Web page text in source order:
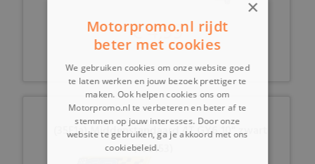
€ 4,99
(35F1a) Middenstandaard 4T GY6 10'' zwart
(180153)
×
Motorpromo.nl rijdt
beter met cookies
We gebruiken cookies om onze website goed
te laten werken en jouw bezoek prettiger te
maken. Ook helpen cookies ons om
Motorpromo.nl te verbeteren en beter af te
stemmen op jouw interesses. Door onze
website te gebruiken, ga je akkoord met ons
cookiebeleid.